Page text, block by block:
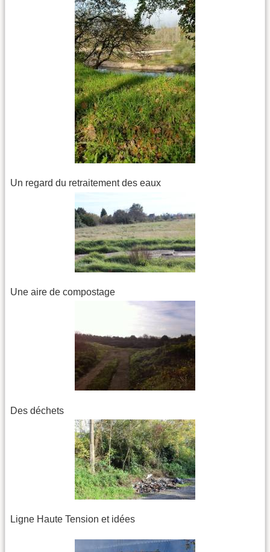
Un regard du retraitement des eaux
Une aire de compostage
Des déchets
Ligne Haute Tension et idées